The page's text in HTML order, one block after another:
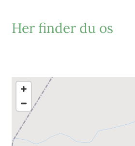
Her finder du os